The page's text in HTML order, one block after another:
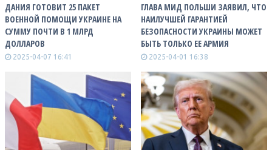
ДАНИЯ ГОТОВИТ 25 ПАКЕТ
ВОЕННОЙ ПОМОЩИ УКРАИНЕ НА
СУММУ ПОЧТИ В 1 МЛРД
ДОЛЛАРОВ
2025-04-07 16:41
ГЛАВА МИД ПОЛЬШИ ЗАЯВИЛ, ЧТО
НАИЛУЧШЕЙ ГАРАНТИЕЙ
БЕЗОПАСНОСТИ УКРАИНЫ МОЖЕТ
БЫТЬ ТОЛЬКО ЕЕ АРМИЯ
2025-04-01 16:38